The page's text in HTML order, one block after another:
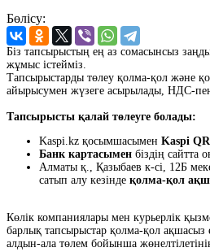
Бөлісу:
Біз тапсырыстың ең аз сомасынсыз
жұмыс істейміз.
Тапсырыстарды төлеу қолма-қол және
айырысумен жүзеге асырылады, НДС-пен
Тапсырысты қалай төлеуге болады:
Kaspi.kz қосымшасымен Kaspi QR
Банк картасымен біздің
Алматы қ., Қазыбаев к-сі, 12Б
сатып алу кезінде қолма-қол
Көлік компаниялары мен курьерлік
барлық тапсырыстар қолма-қол
алдын-ала төлем бойынша жөнелтілетінін